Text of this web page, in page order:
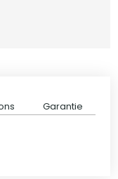
Garantie